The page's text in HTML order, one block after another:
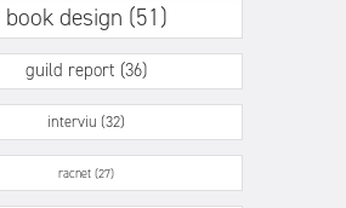
book design (51)
guild report (36)
interviu (32)
racnet (27)